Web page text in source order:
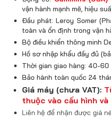
vận hành mạnh mẽ, hiệu
Đầu phát: Leroy Somer
toàn và ổn định trong vận
Bộ điều khiển thông minh
Hồ sơ nhập khẩu đầy đủ
Thời gian giao hàng: 40-60
Bảo hành toàn quốc 24
Giá máy (chưa VAT):
thuộc vào cấu hình
Liên hệ để nhận được giá